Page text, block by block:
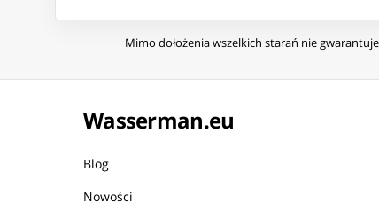
Mimo dołożenia wszelkich starań nie
Wasserman.eu
Blog
Nowości